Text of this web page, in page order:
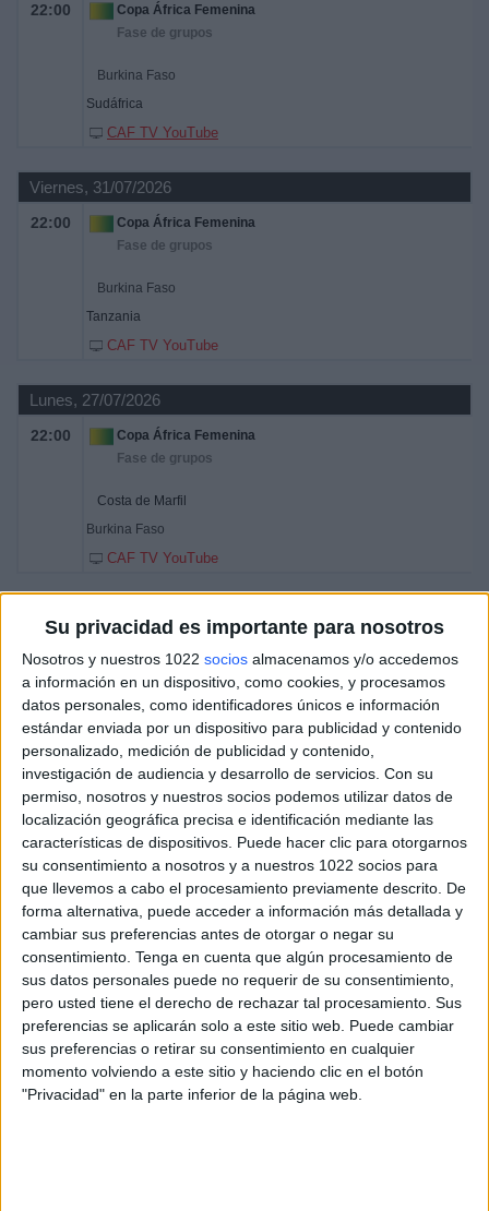
Su privacidad es importante para nosotros
Nosotros y nuestros 1022 socios almacenamos y/o accedemos
a información en un dispositivo, como cookies, y procesamos
datos personales, como identificadores únicos e información
estándar enviada por un dispositivo para publicidad y contenido
personalizado, medición de publicidad y contenido,
investigación de audiencia y desarrollo de servicios. Con su
permiso, nosotros y nuestros socios podemos utilizar datos de
localización geográfica precisa e identificación mediante las
características de dispositivos. Puede hacer clic para otorgarnos
su consentimiento a nosotros y a nuestros 1022 socios para
que llevemos a cabo el procesamiento previamente descrito. De
forma alternativa, puede acceder a información más detallada y
cambiar sus preferencias antes de otorgar o negar su
consentimiento. Tenga en cuenta que algún procesamiento de
sus datos personales puede no requerir de su consentimiento,
pero usted tiene el derecho de rechazar tal procesamiento. Sus
preferencias se aplicarán solo a este sitio web. Puede cambiar
sus preferencias o retirar su consentimiento en cualquier
momento volviendo a este sitio y haciendo clic en el botón
"Privacidad" en la parte inferior de la página web.
22:00
Copa África Femenina
Fase de grupos
Burkina Faso
Sudáfrica
CAF TV YouTube
Viernes, 31/07/2026
22:00
Copa África Femenina
Fase de grupos
Burkina Faso
Tanzania
CAF TV YouTube
Lunes, 27/07/2026
22:00
Copa África Femenina
Fase de grupos
Costa de Marfil
Burkina Faso
CAF TV YouTube
DATOS ESTADÍSTICOS DEL EQUIPO BURKINA FASO EN
TELEVISIÓN EN ESPAÑA
y desde que esta web recoge los datos
estadísticos de cuándo y dónde se televisan los partidos de
Burkina Faso España , que fue el 21/01/2013
, podemos dar los
siguientes datos:
67
PARTIDOS TELEVISADOS
45 partidos en abierto
67,16%
22 partidos de pago
32,84%
ÚLTIMO PARTIDO EN ABIERTO
Burkina Faso - Sudáfrica
04/08/2026 Copa África Femenina por CAF TV YouTube
RANKING POR CANALES